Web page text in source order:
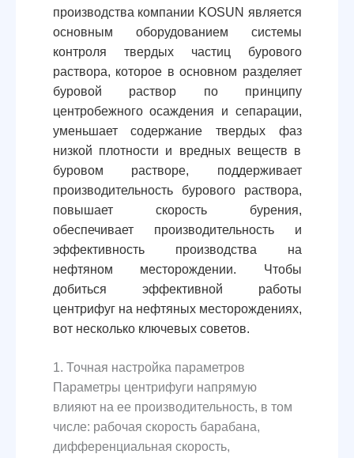
производства компании KOSUN является
основным оборудованием системы
контроля твердых частиц бурового
раствора, которое в основном разделяет
буровой раствор по принципу
центробежного осаждения и сепарации,
уменьшает содержание твердых фаз
низкой плотности и вредных веществ в
буровом растворе, поддерживает
производительность бурового раствора,
повышает скорость бурения,
обеспечивает производительность и
эффективность производства на
нефтяном месторождении. Чтобы
добиться эффективной работы
центрифуг на нефтяных месторождениях,
вот несколько ключевых советов.
1. Точная настройка параметров
Параметры центрифуги напрямую
влияют на ее производительность, в том
числе: рабочая скорость барабана,
дифференциальная скорость,